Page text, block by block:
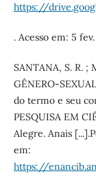
https://
. Acesso em: 5
SANTANA, S. R. ;
GÊNERO-
do termo e seu
PESQUISA EM
Alegre. Anais
em:
https://